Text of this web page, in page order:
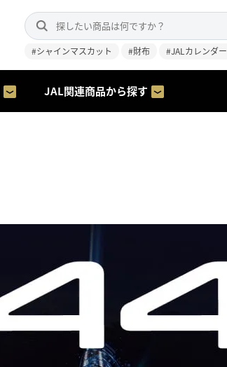
#シャインマスカット #財布 #JALカレンダー
JAL関連商品から探す